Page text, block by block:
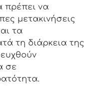
πρέπει να
μετακινήσεις
τα
τη διάρκεια της
σε